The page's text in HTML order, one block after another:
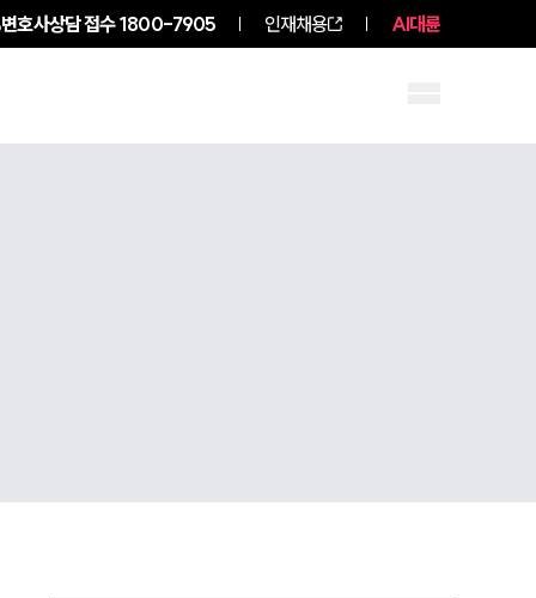
변호사상담 접수1800-7905 인재채용 AI대륜